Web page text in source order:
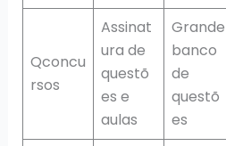
Qconcu
rsos
Assinat
ura de
questõ
es e
aulas
Grande
banco
de
questõ
es